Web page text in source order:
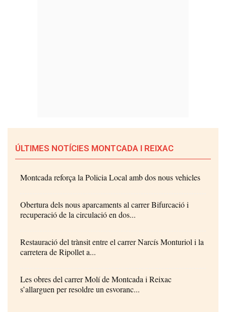
ÚLTIMES NOTÍCIES MONTCADA I REIXAC
Montcada reforça la Policia Local amb dos nous vehicles
Obertura dels nous aparcaments al carrer Bifurcació i
recuperació de la circulació en dos...
Restauració del trànsit entre el carrer Narcís Monturiol i la
carretera de Ripollet a...
Les obres del carrer Molí de Montcada i Reixac
s’allarguen per resoldre un esvoranc...